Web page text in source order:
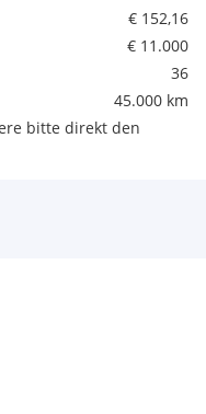
kW
Beachtung: Fam. EDF
Beifahrerairbag-
Fahrer- &
stop & go - mit
€ 152,16
€ 11.000
36
45.000 km
bitte direkt den